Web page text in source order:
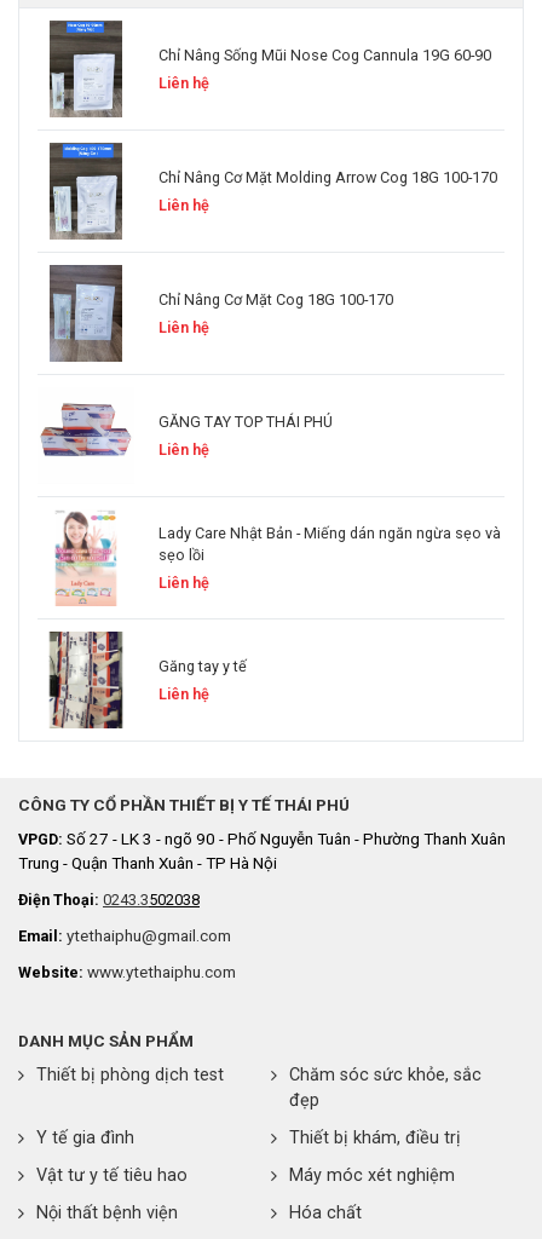
Chỉ Nâng Sống Mũi Nose Cog Cannula 19G 60-90
Liên hệ
Chỉ Nâng Cơ Mặt Molding Arrow Cog 18G 100-170
Liên hệ
Chỉ Nâng Cơ Mặt Cog 18G 100-170
Liên hệ
GĂNG TAY TOP THÁI PHÚ
Liên hệ
Lady Care Nhật Bản - Miếng dán ngăn ngừa sẹo và
sẹo lồi
Liên hệ
Găng tay y tế
Liên hệ
CÔNG TY CỔ PHẦN THIẾT BỊ Y TẾ THÁI PHÚ
VPGD: Số 27 - LK 3 - ngõ 90 - Phố Nguyễn Tuân - Phường Thanh Xuân
Trung - Quận Thanh Xuân - TP Hà Nội
Điện Thoại: 0243.3502038
Email: ytethaiphu@gmail.com
Website: www.ytethaiphu.com
DANH MỤC SẢN PHẨM
Thiết bị phòng dịch test
Chăm sóc sức khỏe, sắc
đẹp
Y tế gia đình
Thiết bị khám, điều trị
Vật tư y tế tiêu hao
Máy móc xét nghiệm
Nội thất bệnh viện
Hóa chất